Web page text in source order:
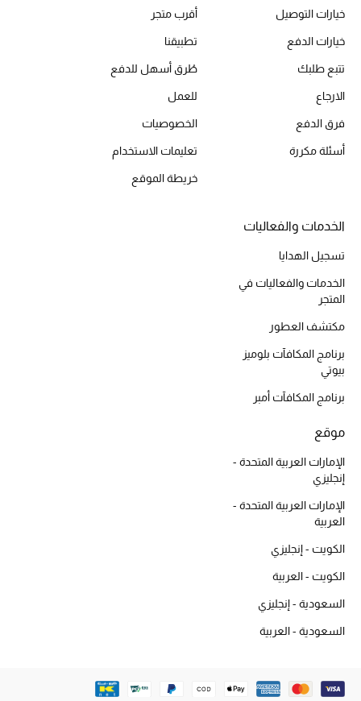
مستحضرات العناية
مستحضرات الاستحمام والعناية بالجسم
العناية بالشعر
الجمال في بلوميز
هدايا
دليل مستلزمات الجمال
ماركات جديدة للجمال
عرض جميع المنتجات
الهدايا
ما وصلنا حديثاً
خيارات التوصيل
خيارات الدفع
تتبع طلبك
الارجاع
فرق الدفع
أسئلة مكررة
أقرب متجر
تطبيقنا
طُرق أسهل للدفع
للعمل
الخصوصيات
تعليمات الاستخدام
خريطة الموقع
الخدمات والفعاليات
تسجيل الهدايا
الخدمات والفعاليات في
المتجر
مكتشف العطور
برنامج المكافآت بلوميز
بيوتي
برنامج المكافآت أمبر
موقع
الإمارات العربية المتحدة -
إنجليزي
الإمارات العربية المتحدة -
العربية
الكويت - إنجليزي
الكويت - العربية
السعودية - إنجليزي
السعودية - العربية